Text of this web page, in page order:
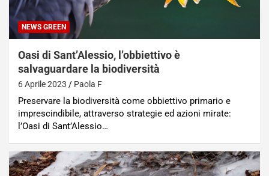
NEWS GREEN
Oasi di Sant’Alessio, l’obbiettivo è
salvaguardare la biodiversità
6 Aprile 2023 Paola F
Preservare la biodiversità come obbiettivo primario e
imprescindibile, attraverso strategie ed azioni mirate:
l’Oasi di Sant’Alessio…